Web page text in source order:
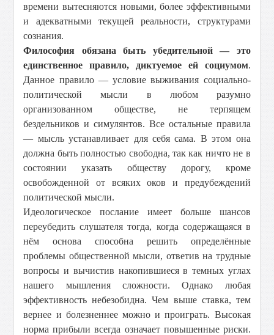
времени вытесняются новыми, более эффективными
и адекватными текущей реальности, структурами
сознания.
Философия обязана быть убедительной — это
единственное правило, диктуемое ей социумом.
Данное правило — условие выживания социально-
политической мысли в любом разумно
организованном обществе, не терпящем
бездельников и симулянтов. Все остальные правила
— мысль устанавливает для себя сама. В этом она
должна быть полностью свободна, так как ничто не в
состоянии указать обществу дорогу, кроме
освобожденной от всяких оков и предубеждений
политической мысли.
Идеологическое послание имеет больше шансов
переубедить слушателя тогда, когда содержащаяся в
нём основа способна решить определённые
проблемы общественной мысли, ответив на трудные
вопросы и вычистив накопившиеся в темных углах
нашего мышления сложности. Однако любая
эффективность небезобидна. Чем выше ставка, тем
вернее и болезненнее можно и проиграть. Высокая
норма прибыли всегда означает повышенные риски.